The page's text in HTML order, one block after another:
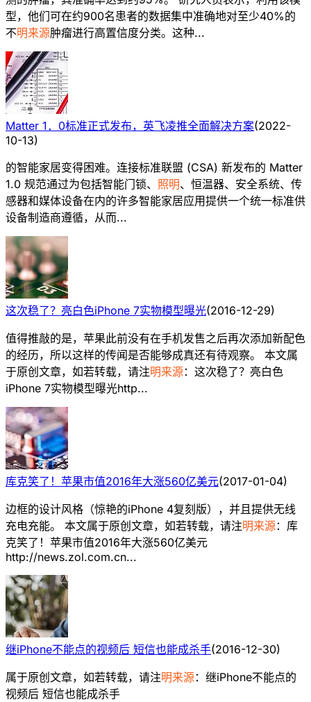
型，他们可在约900名患者的数据集中准确地对至少40%的
不明来源肿瘤进行高置信度分类。这种...
Matter 1．0标准正式发布，英飞凌推全面解决方案(2022-
10-13)
的智能家居变得困难。连接标准联盟 (CSA) 新发布的 Matter
1.0 规范通过为包括智能门锁、 照明、恒温器、安全系统、传
感器和媒体设备在内的许多智能家居应用提供一个统一标准供
设备制造商遵循，从而...
这次稳了？亮白色iPhone 7实物模型曝光(2016-12-29)
值得推敲的是，苹果此前没有在手机发售之后再次添加新配色
的经历，所以这样的传闻是否能够成真还有待观察。 本文属
于原创文章，如若转载，请注明来源：这次稳了？亮白色
iPhone 7实物模型曝光http...
库克笑了！苹果市值2016年大涨560亿美元(2017-01-04)
边框的设计风格（惊艳的iPhone 4复刻版），并且提供无线
充电充能。 本文属于原创文章，如若转载，请注明来源：库
克笑了！苹果市值2016年大涨560亿美元
http://news.zol.com.cn...
继iPhone不能点的视频后 短信也能成杀手(2016-12-30)
属于原创文章，如若转载，请注明来源：继iPhone不能点的
视频后 短信也能成杀手